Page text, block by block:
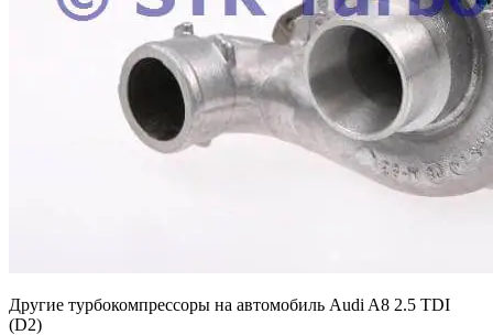
Другие турбокомпрессоры на автомобиль Audi A8 2.5 TDI
(D2)